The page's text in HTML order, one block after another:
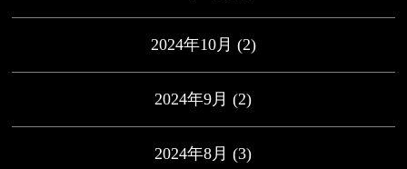
2024年10月 (2)
2024年9月 (2)
2024年8月 (3)